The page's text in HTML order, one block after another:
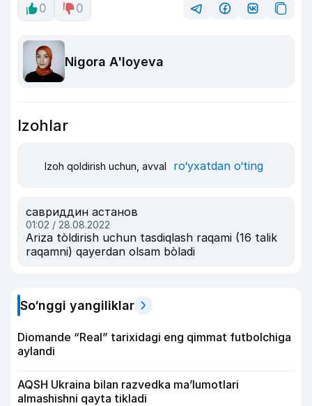
0 0
Nigora A'loyeva
Izohlar
Izoh qoldirish uchun, avval ro‘yxatdan o‘ting
савриддин астанов
01:02 / 28.08.2022
Ariza tòldirish uchun tasdiqlash raqami (16 talik
raqamni) qayerdan olsam bòladi
So‘nggi yangiliklar
Diomande “Real” tarixidagi eng qimmat futbolchiga
aylandi
AQSH Ukraina bilan razvedka ma’lumotlari
almashishni qayta tikladi